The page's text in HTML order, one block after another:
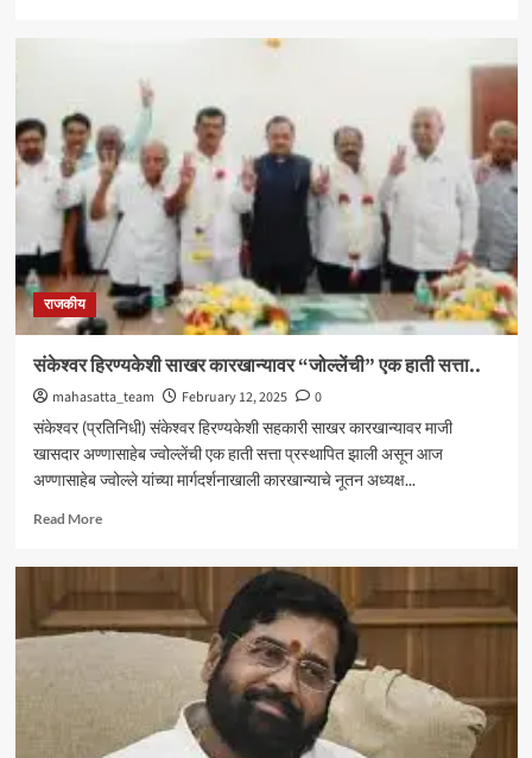
लाखोच्या
बिले
काढणारे
निलंबित
राजकीय
संकेश्वर हिरण्यकेशी साखर कारखान्यावर “जोल्लेंची” एक हाती सत्ता..
mahasatta_team February 12, 2025
0
संकेश्वर (प्रतिनिधी) संकेश्वर हिरण्यकेशी सहकारी साखर कारखान्यावर माजी
खासदार अण्णासाहेब ज्वोल्लेंची एक हाती सत्ता प्रस्थापित झाली असून आज
अण्णासाहेब ज्वोल्ले यांच्या मार्गदर्शनाखाली कारखान्याचे नूतन अध्यक्ष...
Read MoreRead
साखर
सत्ता..